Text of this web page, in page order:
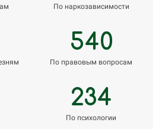
По наркозависимости
540
По правовым вопросам
234
По психологии